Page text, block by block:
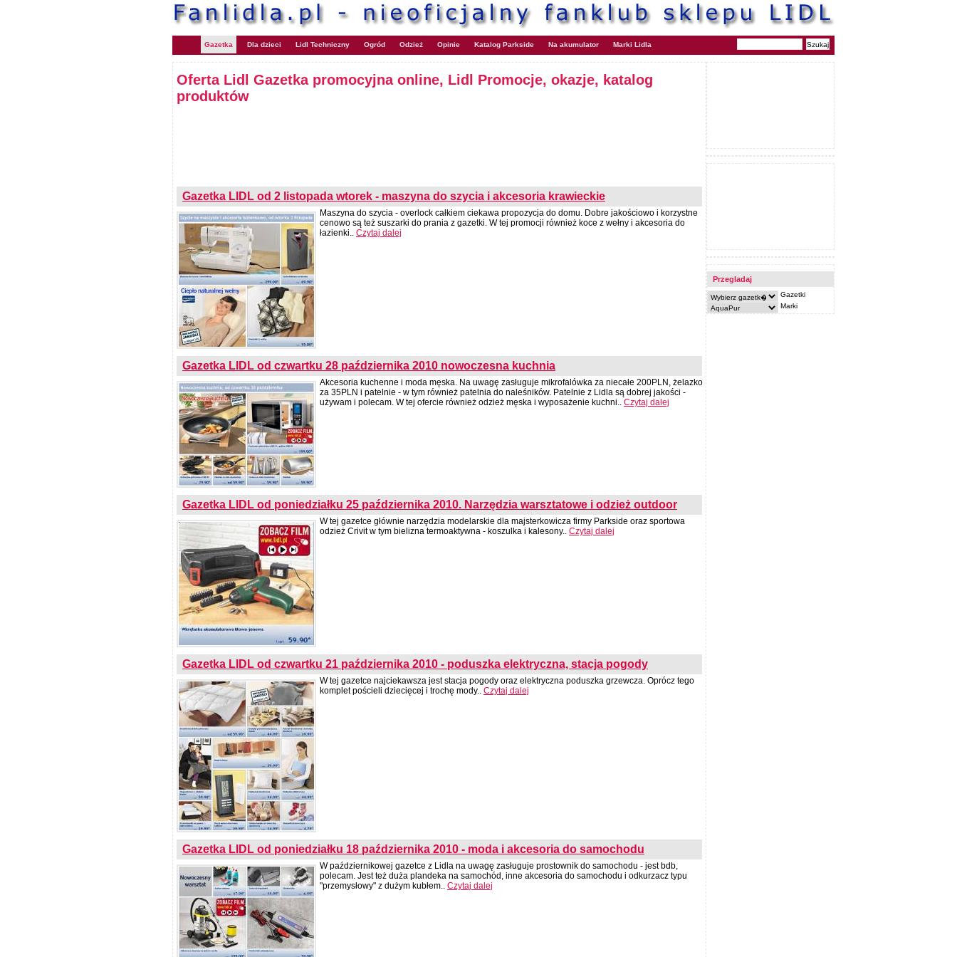
Gazetka Dla dzieci Lidl Techniczny Ogród Odzież Opinie Katalog Parkside Na akumulator Marki Lidla
Oferta Lidl Gazetka promocyjna online, Lidl Promocje, okazje, katalog
produktów
Gazetka LIDL od 2 listopada wtorek - maszyna do szycia i akcesoria krawieckie
Maszyna do szycia - overlock całkiem ciekawa propozycja do domu. Dobre jakościowo i korzystne
cenowo są też suszarki do prania z gazetki. W tej promocji również koce z wełny i akcesoria do
łazienki.. Czytaj dalej
Gazetka LIDL od czwartku 28 października 2010 nowoczesna kuchnia
Akcesoria kuchenne i moda męska. Na uwagę zasługuje mikrofalówka za niecałe 200PLN, żelazko
za 35PLN i patelnie - w tym również patelnia do naleśników. Patelnie z Lidla są dobrej jakości -
używam i polecam. W tej ofercie również odzież męska i wyposażenie kuchni.. Czytaj dalej
Gazetka LIDL od poniedziałku 25 października 2010. Narzędzia warsztatowe i odzież outdoor
W tej gazetce głównie narzędzia modelarskie dla majsterkowicza firmy Parkside oraz sportowa
odzież Crivit w tym bielizna termoaktywna - koszulka i kalesony.. Czytaj dalej
Gazetka LIDL od czwartku 21 października 2010 - poduszka elektryczna, stacja pogody
W tej gazetce najciekawsza jest stacja pogody oraz elektryczna poduszka grzewcza. Oprócz tego
komplet pościeli dziecięcej i trochę mody.. Czytaj dalej
Gazetka LIDL od poniedziałku 18 października 2010 - moda i akcesoria do samochodu
W październikowej gazetce z Lidla na uwagę zasługuje prostownik do samochodu - jest bdb,
polecam. Jest też duża plandeka na samochód, inne akcesoria do samochodu i odkurzacz typu
"przemysłowy" z dużym kubłem.. Czytaj dalej
Przegladaj
Gazetki
Marki